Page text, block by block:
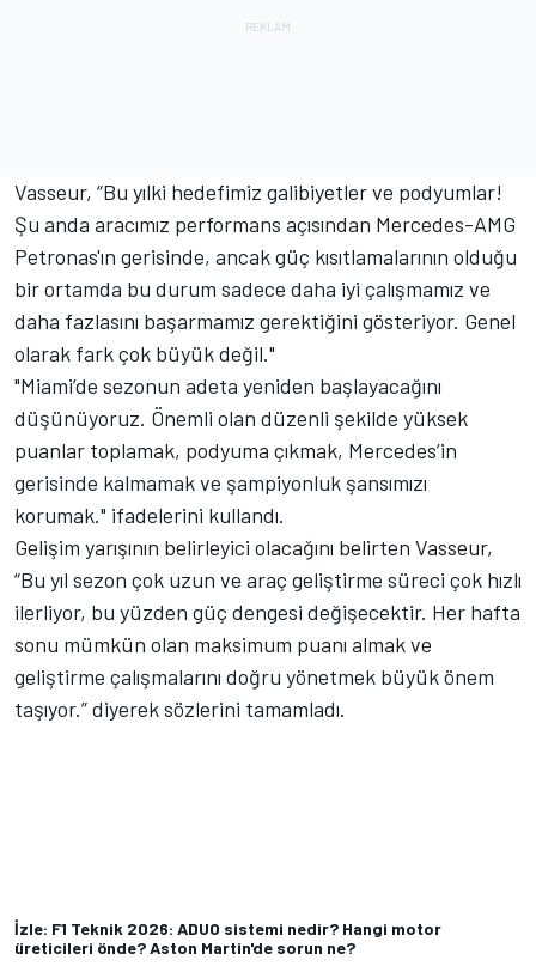
Vasseur, “Bu yılki hedefimiz galibiyetler ve podyumlar!
Şu anda aracımız performans açısından Mercedes-AMG
Petronas'ın gerisinde, ancak güç kısıtlamalarının olduğu
bir ortamda bu durum sadece daha iyi çalışmamız ve
daha fazlasını başarmamız gerektiğini gösteriyor. Genel
olarak fark çok büyük değil."
"Miami’de sezonun adeta yeniden başlayacağını
düşünüyoruz. Önemli olan düzenli şekilde yüksek
puanlar toplamak, podyuma çıkmak, Mercedes’in
gerisinde kalmamak ve şampiyonluk şansımızı
korumak." ifadelerini kullandı.
Gelişim yarışının belirleyici olacağını belirten Vasseur,
“Bu yıl sezon çok uzun ve araç geliştirme süreci çok hızlı
ilerliyor, bu yüzden güç dengesi değişecektir. Her hafta
sonu mümkün olan maksimum puanı almak ve
geliştirme çalışmalarını doğru yönetmek büyük önem
taşıyor.” diyerek sözlerini tamamladı.
İzle: F1 Teknik 2026: ADUO sistemi nedir? Hangi motor
üreticileri önde? Aston Martin'de sorun ne?